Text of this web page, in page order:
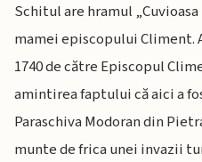
Schitul are hramul
mamei episcopului Climent.
1740 de către Episcopul
amintirea faptului că aici a
Paraschiva Modoran din
munte de frica unei invazii